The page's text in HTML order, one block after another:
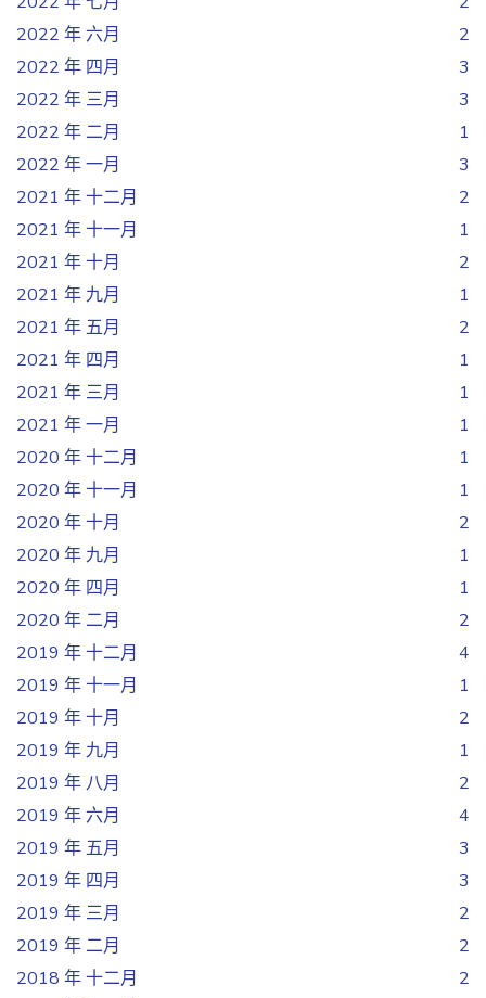
2022 年 六月
2
2022 年 四月
3
2022 年 三月
3
2022 年 二月
1
2022 年 一月
3
2021 年 十二月
2
2021 年 十一月
1
2021 年 十月
2
2021 年 九月
1
2021 年 五月
2
2021 年 四月
1
2021 年 三月
1
2021 年 一月
1
2020 年 十二月
1
2020 年 十一月
1
2020 年 十月
2
2020 年 九月
1
2020 年 四月
1
2020 年 二月
2
2019 年 十二月
4
2019 年 十一月
1
2019 年 十月
2
2019 年 九月
1
2019 年 八月
2
2019 年 六月
4
2019 年 五月
3
2019 年 四月
3
2019 年 三月
2
2019 年 二月
2
2018 年 十二月
2